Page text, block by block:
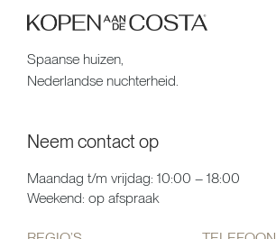
Spaanse huizen,
Nederlandse nuchterheid.
Neem contact op
Maandag t/m vrijdag: 10:00 – 18:00
Weekend: op afspraak